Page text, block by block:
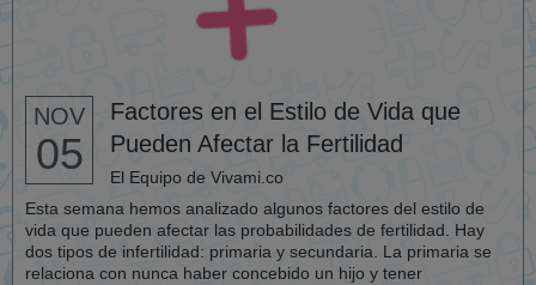
NOV
05
Factores en el Estilo de Vida que
Pueden Afectar la Fertilidad
El Equipo de Vivami.co
Esta semana hemos analizado algunos factores del estilo de
vida que pueden afectar las probabilidades de fertilidad. Hay
dos tipos de infertilidad: primaria y secundaria. La primaria se
relaciona con nunca haber concebido un hijo y tener